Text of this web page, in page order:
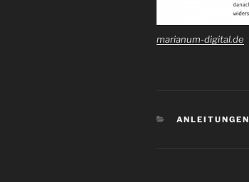
marianum-digital.de
KATEGORIEN
ANLEITUNGEN